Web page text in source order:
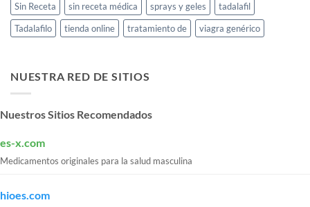
Sin Receta
sin receta médica sprays y geles
tadalafil
Tadalafilo
tienda online tratamiento de viagra genérico
NUESTRA RED DE SITIOS
Nuestros Sitios Recomendados
es-x.com
Medicamentos originales para la salud masculina
hioes.com